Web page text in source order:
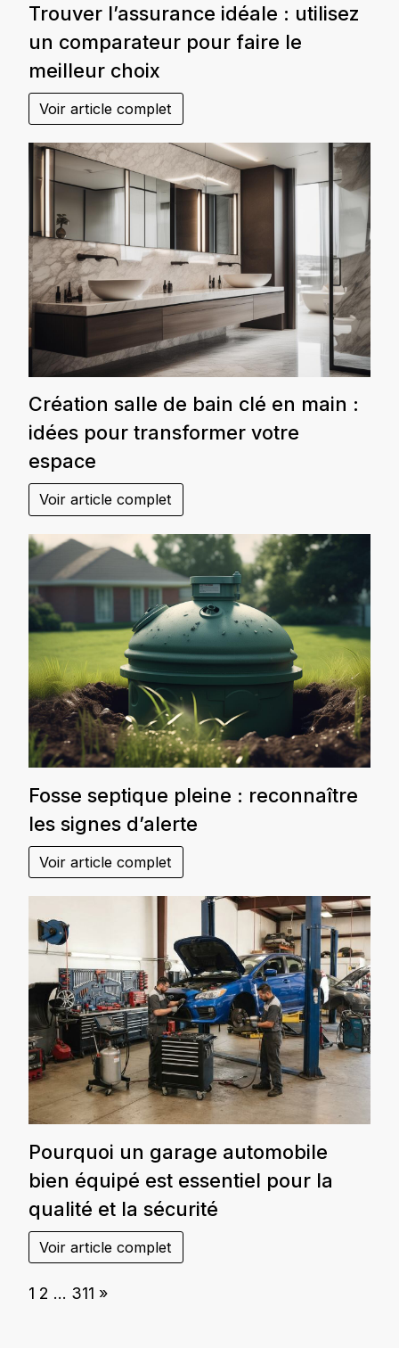
Trouver l’assurance idéale : utilisez
un comparateur pour faire le
meilleur choix
Voir article complet
Création salle de bain clé en main :
idées pour transformer votre
espace
Voir article complet
Fosse septique pleine : reconnaître
les signes d’alerte
Voir article complet
Pourquoi un garage automobile
bien équipé est essentiel pour la
qualité et la sécurité
Voir article complet
Page:
1 2 … 311 Next
»